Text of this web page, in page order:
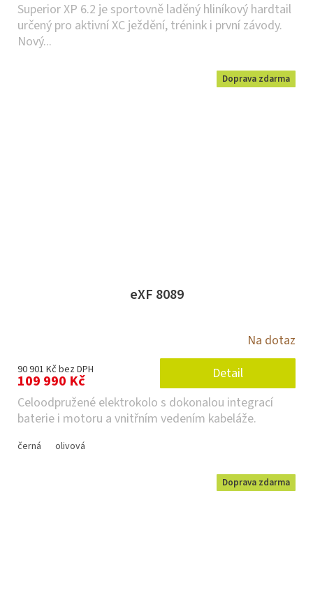
Superior XP 6.2 je sportovně laděný hliníkový hardtail
určený pro aktivní XC ježdění, trénink i první závody.
Nový...
Doprava zdarma
eXF 8089
Na dotaz
90 901 Kč bez DPH
109 990 Kč
Detail
Celoodpružené elektrokolo s dokonalou integrací
baterie i motoru a vnitřním vedením kabeláže.
černá olivová
Doprava zdarma